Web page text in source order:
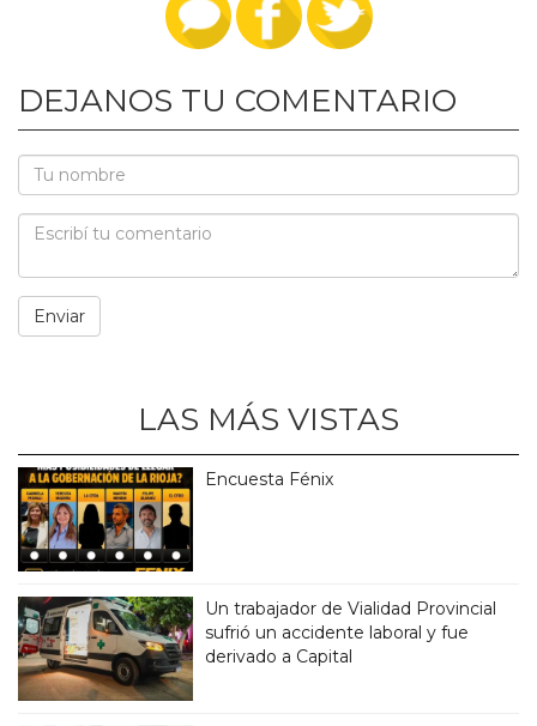
DEJANOS TU COMENTARIO
LAS MÁS VISTAS
Encuesta Fénix
Un trabajador de Vialidad Provincial
sufrió un accidente laboral y fue
derivado a Capital